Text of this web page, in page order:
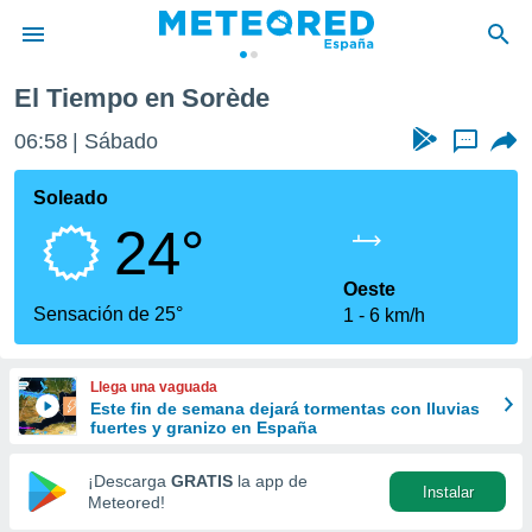
de
por
que se
calidad.
a este
las
y
forma
digital
basada
El Tiempo en Sorède
06:58 Sábado ...
Soleado
24°
Sensación de 25°
Oeste
1
6 km/h
Llega una vaguada
Este fin de semana dejará tormentas con lluvias
fuertes y granizo en España
¡Descarga GRATIS la app de
Meteored!
Instalar